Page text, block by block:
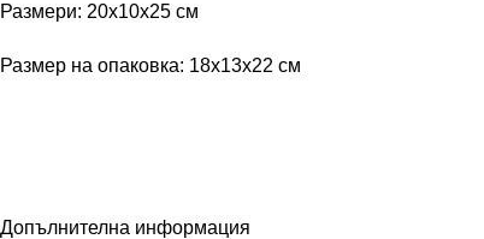
Размери: 20x10x25 см
Размер на опаковка: 18x13x22 см
Допълнителна информация